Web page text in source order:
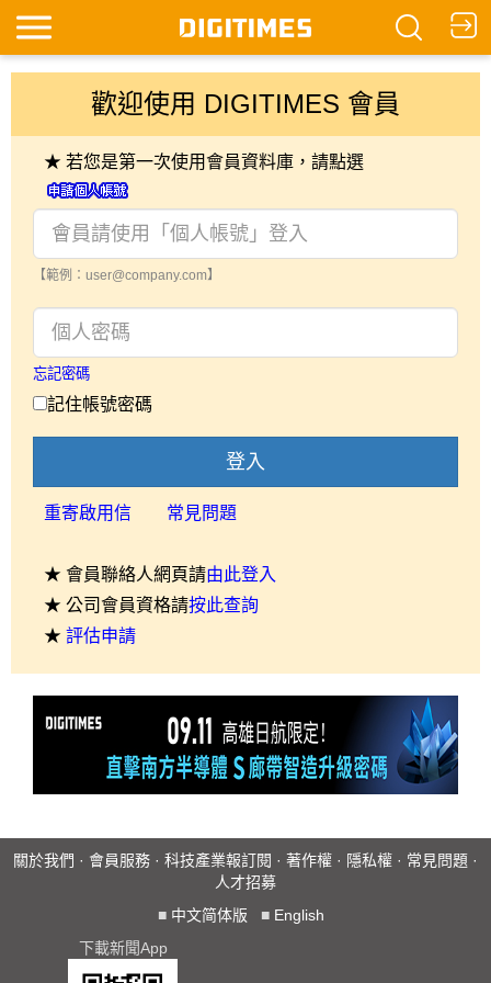
歡迎使用 DIGITIMES 會員
★ 若您是第一次使用會員資料庫，請點選
【範例：user@company.com】
忘記密碼
記住帳號密碼
登入
重寄啟用信 常見問題
★ 會員聯絡人網頁請由此登入
★ 公司會員資格請按此查詢
★ 評估申請
關於我們 · 會員服務 · 科技產業報訂閱 · 著作權 · 隱私權 · 常見問題 ·
人才招募
■ 中文简体版 ■ English
下載新聞App